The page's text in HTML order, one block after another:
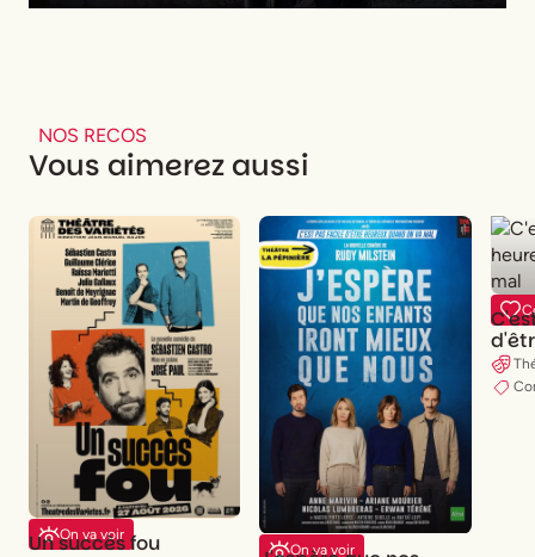
Play Mute
Enter
NOS RECOS
Vous aimerez aussi
On va voir
Un succès fou On va voir